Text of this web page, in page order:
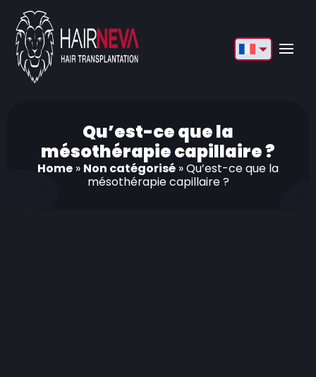
Deutsch
Türkçe
Русский
Qu’est-ce que la
mésothérapie capillaire ?
Home » Non catégorisé »Qu’est-ce que la
mésothérapie capillaire ?